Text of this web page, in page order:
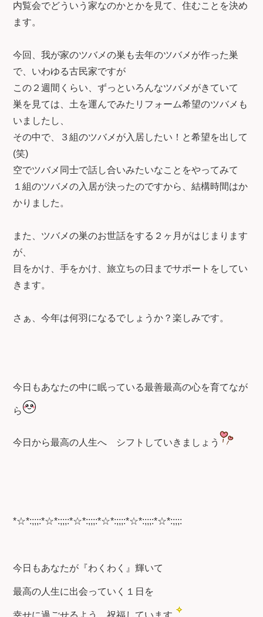
内覧会でどういう家なのかとかを見て、住むことを決め
ます。
今回、我が家のツバメの巣も去年のツバメが作った巣
で、いわゆる古民家ですが
この２週間くらい、ずっといろんなツバメがきていて
巣を見ては、土を運んでみたリフォーム希望のツバメも
いましたし、
その中で、３組のツバメが入居したい！と希望を出して
(笑)
空でツバメ同士で話し合いみたいなことをやってみて
１組のツバメの入居が決ったのですから、結構時間はか
かりました。
また、ツバメの巣のお世話をする２ヶ月がはじまります
が、
目をかけ、手をかけ、旅立ちの日までサポートをしてい
きます。
さぁ、今年は何羽になるでしょうか？楽しみです。
今日もあなたの中に眠っている最善最高の心を育てなが
ら
今日から最高の人生へ シフトしていきましょう
*☆*:;;;:*☆*:;;;:*☆*:;;;:*☆*:;;;:*☆*:;;;:*☆*:;;;:
今日もあなたが『わくわく』輝いて
最高の人生に出会っていく１日を
幸せに過ごせるよう、祝福しています